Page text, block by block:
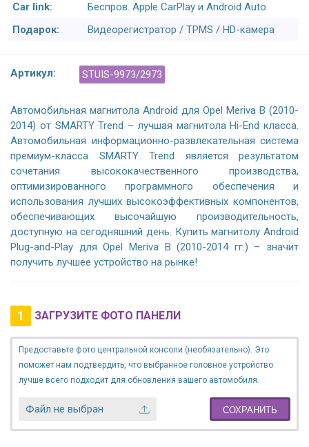
Car link:
Беспров. Apple CarPlay и Android Auto
Подарок:
Видеорегистратор / TPMS / HD-камера
Артикул: STUIS-9973/2973
Автомобильная магнитола Android для Opel Meriva B (2010-
2014) от SMARTY Trend – лучшая магнитола Hi-End класса.
Автомобильная информационно-развлекательная система
премиум-класса SMARTY Trend является результатом
сочетания высококачественного производства,
оптимизированного программного обеспечения и
использования лучших высокоэффективных компонентов,
обеспечивающих высочайшую производительность,
доступную на сегодняшний день. Купить магнитолу Android
Plug-and-Play для Opel Meriva B (2010-2014 гг.) – значит
получить лучшее устройство на рынке!
1 ЗАГРУЗИТЕ ФОТО ПАНЕЛИ
Предоставьте фото центральной консоли (необязательно). Это
поможет нам подтвердить, что выбранное головное устройство
лучше всего подходит для обновления вашего автомобиля.
Файл не выбран СОХРАНИТЬ